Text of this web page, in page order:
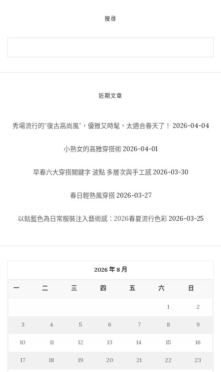
搜尋
近期文章
秀場流行的“復古高尚風”，優雅又時髦，太適合春天了！ 2026-04-04
小熟女的高雅穿搭術 2026-04-01
早春六大穿搭關鍵字 波點 多層次與手工感 2026-03-30
春日輕熟風穿搭 2026-03-27
以鈷藍色為日常服裝注入藝術感：2026春夏流行色彩 2026-03-25
2026 年 8 月
一 二 三 四 五 六 日
1 2
3 4 5 6 7 8 9
10 11 12 13 14 15 16
17 18 19 20 21 22 23